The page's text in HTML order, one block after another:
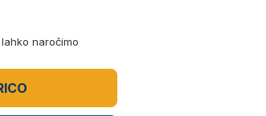
naročimo